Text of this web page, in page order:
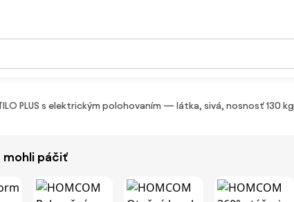
PLUS s elektrickým polohovaním — látka, sivá, nosnosť 130 kg
mohli páčiť